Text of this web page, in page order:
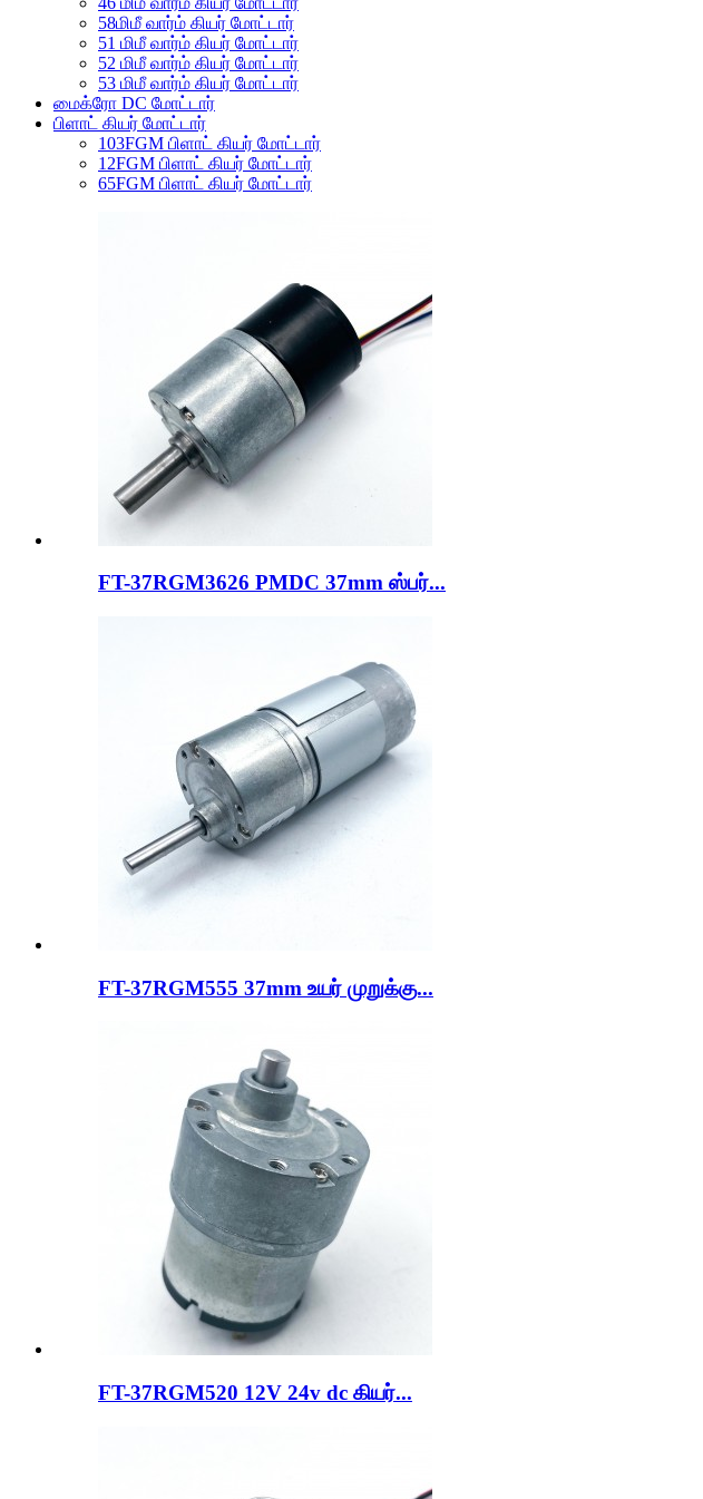
58மிமீ வார்ம் கியர் மோட்டார்
51 மிமீ வார்ம் கியர் மோட்டார்
52 மிமீ வார்ம் கியர் மோட்டார்
53 மிமீ வார்ம் கியர் மோட்டார்
மைக்ரோ DC மோட்டார்
பிளாட் கியர் மோட்டார்
103FGM பிளாட் கியர் மோட்டார்
12FGM பிளாட் கியர் மோட்டார்
65FGM பிளாட் கியர் மோட்டார்
FT-37RGM3626 PMDC 37mm ஸ்பர்...
FT-37RGM555 37mm உயர் முறுக்கு...
FT-37RGM520 12V 24v dc கியர்...